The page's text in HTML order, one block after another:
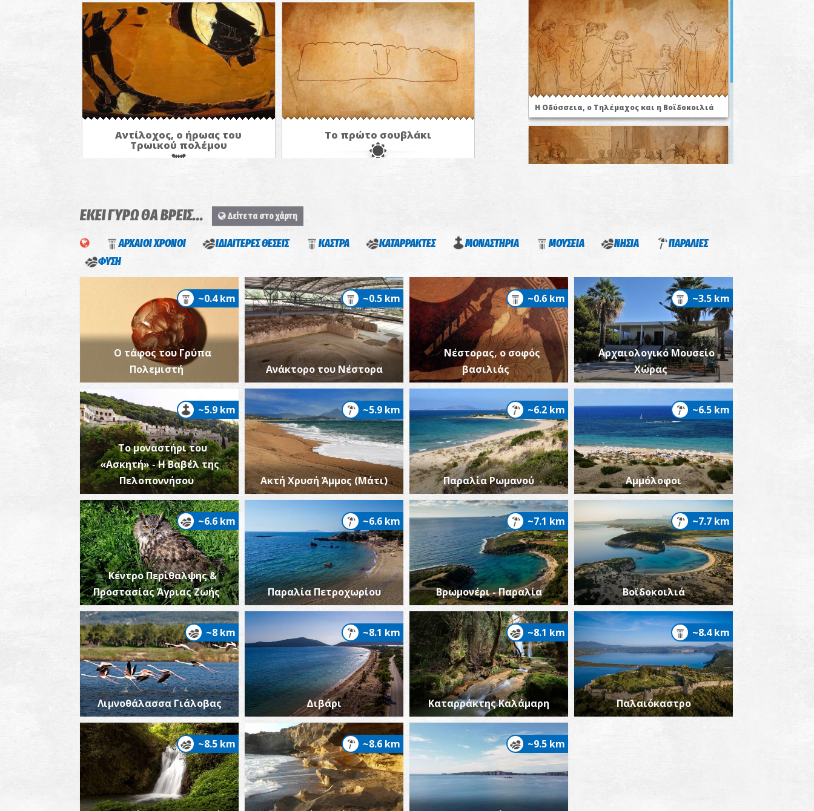
Αντίλοχος, ο ήρωας του
Τρωικού πολέμου
Το πρώτο σουβλάκι
Η Οδύσσεια, ο Τηλέμαχος και η Βοϊδοκοιλιά
ΕΚΕΙ ΓΥΡΩ ΘΑ ΒΡΕΙΣ... Δείτε τα στο χάρτη
ΑΡΧΑΙΟΙ ΧΡΟΝΟΙ ΙΔΙΑΙΤΕΡΕΣ ΘΕΣΕΙΣ ΚΑΣΤΡΑ ΚΑΤΑΡΡΑΚΤΕΣ ΜΟΝΑΣΤΗΡΙΑ ΜΟΥΣΕΙΑ ΝΗΣΙΑ
ΠΑΡΑΛΙΕΣ
ΦΥΣΗ
~0.4 km
Ο τάφος του Γρύπα
Πολεμιστή
~0.5 km
Ανάκτορο του Νέστορα
~0.6 km
Νέστορας, ο σοφός
βασιλιάς
~3.5 km
Αρχαιολογικό Μουσείο
Χώρας
~5.9 km
Το μοναστήρι του
«Ασκητή» - Η Βαβέλ της
Πελοποννήσου
~5.9 km
Ακτή Χρυσή Άμμος (Μάτι)
~6.2 km
Παραλία Ρωμανού
~6.5 km
Αμμόλοφοι
~6.6 km
Κέντρο Περίθαλψης &
Προστασίας Άγριας Ζωής
~6.6 km
Παραλία Πετροχωρίου
~7.1 km
Βρωμονέρι - Παραλία
~7.7 km
Βοϊδοκοιλιά
~8 km
Λιμνοθάλασσα Γιάλοβας
~8.1 km
Διβάρι
~8.1 km
Καταρράκτης Καλάμαρη
~8.4 km
Παλαιόκαστρο
~8.5 km ~8.6 km ~9.5 km